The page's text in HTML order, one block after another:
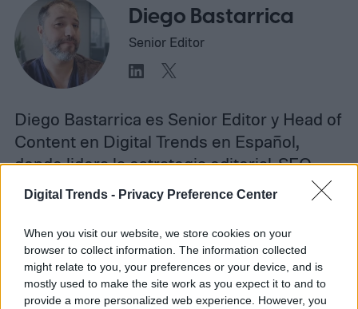
Digital Trends - Privacy Preference Center
When you visit our website, we store cookies on your
browser to collect information. The information collected
might relate to you, your preferences or your device, and is
mostly used to make the site work as you expect it to and to
provide a more personalized web experience. However, you
Diego Bastarrica
Senior Editor
Diego Bastarrica es Senior Editor y Head of
Content en Digital Trends en Español,
donde lidera la estrategia editorial, SEO…
Topics
NoticiasHomepage